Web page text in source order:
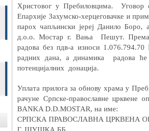
Христовог у Пребиловцима. Уговор
Епархије Захумско-херцеговачке и
парох чапљински јереј Данило Боро,
д.о.о. Мостар г. Вања Пешут. Према
радова без пдв-а износи
радних дана, а динамика радова ће
потенцијалних донација.
Уплата прилога за обнову храма у
рачуне Српске-православне црквене
BANKA D.D.MOSTАR, на име:
СРПСКА ПРАВОСЛАВНА ЦРКВЕНА